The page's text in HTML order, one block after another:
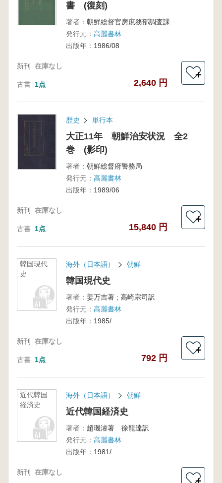
書 (復刻)
著者： 朝鮮総督官房庶務部調査課
発行元： 高麗書林
出版年： 1986/08
新刊 在庫なし
古書 1点 2,640 円
＋
歴史 単行本
大正11年 朝鮮治安状況 全2
巻 (影印)
著者： 朝鮮総督府警務局
発行元： 高麗書林
出版年： 1989/06
新刊 在庫なし
古書 1点 15,840 円
＋
韓国現代
史
海外（日本語） 朝鮮
韓国現代史
著者： 姜万吉著 ; 高崎宗司訳
発行元： 高麗書林
出版年： 1985/
新刊 在庫なし
古書 1点 792 円
＋
近代韓国
経済史
海外（日本語） 朝鮮
近代韓国経済史
著者： 趙璣濬著 徐龍達訳
発行元： 高麗書林
出版年： 1981/
新刊 在庫なし
＋